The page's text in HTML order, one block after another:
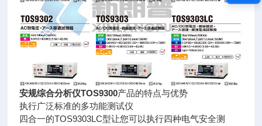
安规综合分析仪TOS9300产品的特点与优势
执行广泛标准的多功能测试仪
四合一的TOS9303LC型让您可以执行四种电气安全测